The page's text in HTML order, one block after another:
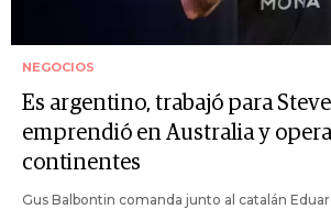
NEGOCIOS
Es argentino, trabajó para
emprendió en Australia y
continentes
Gus Balbontin comanda junto al catalán